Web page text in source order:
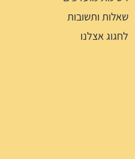
שאלות ותשובות
לחגוג אצלנו